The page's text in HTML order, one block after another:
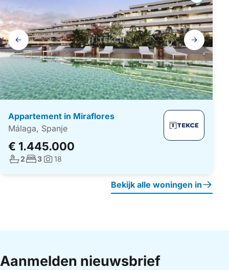
Galerij
navigatie
Appartement in Miraflores
Málaga, Spanje
€ 1.445.000
Aantal badkamers:
2Aantal slaapkamers:
3Foto's:
18
Bekijk alle woningen in
Aanmelden nieuwsbrief